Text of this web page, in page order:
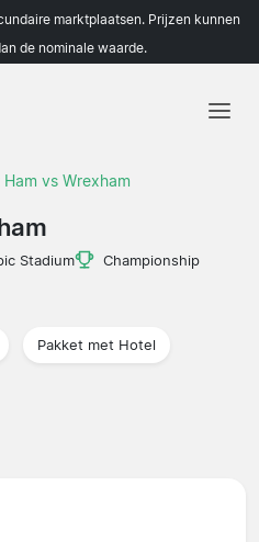
marktplaatsen. Prijzen kunnen
de nominale waarde.
Ham vs Wrexham
Stadium
Championship
Pakket met Hotel